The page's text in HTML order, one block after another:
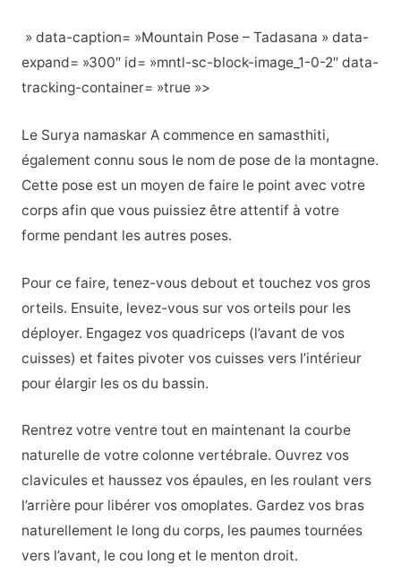
» data-caption= »Mountain Pose – Tadasana » data-
expand= »300″ id= »mntl-sc-block-image_1-0-2″ data-
tracking-container= »true »>
Le Surya namaskar A commence en samasthiti,
également connu sous le nom de pose de la montagne.
Cette pose est un moyen de faire le point avec votre
corps afin que vous puissiez être attentif à votre
forme pendant les autres poses.
Pour ce faire, tenez-vous debout et touchez vos gros
orteils. Ensuite, levez-vous sur vos orteils pour les
déployer. Engagez vos quadriceps (l’avant de vos
cuisses) et faites pivoter vos cuisses vers l’intérieur
pour élargir les os du bassin.
Rentrez votre ventre tout en maintenant la courbe
naturelle de votre colonne vertébrale. Ouvrez vos
clavicules et haussez vos épaules, en les roulant vers
l’arrière pour libérer vos omoplates. Gardez vos bras
naturellement le long du corps, les paumes tournées
vers l’avant, le cou long et le menton droit.